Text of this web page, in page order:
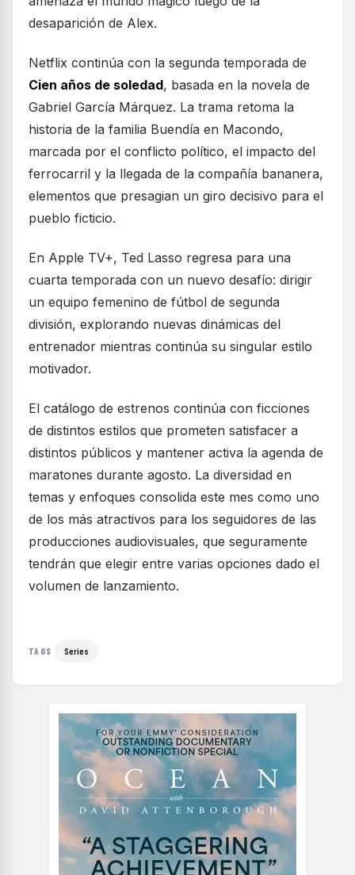
desaparición de Alex.
Netflix continúa con la segunda temporada de
Cien años de soledad, basada en la novela de
Gabriel García Márquez. La trama retoma la
historia de la familia Buendía en Macondo,
marcada por el conflicto político, el impacto del
ferrocarril y la llegada de la compañía bananera,
elementos que presagian un giro decisivo para el
pueblo ficticio.
En Apple TV+, Ted Lasso regresa para una
cuarta temporada con un nuevo desafío: dirigir
un equipo femenino de fútbol de segunda
división, explorando nuevas dinámicas del
entrenador mientras continúa su singular estilo
motivador.
El catálogo de estrenos continúa con ficciones
de distintos estilos que prometen satisfacer a
distintos públicos y mantener activa la agenda de
maratones durante agosto. La diversidad en
temas y enfoques consolida este mes como uno
de los más atractivos para los seguidores de las
producciones audiovisuales, que seguramente
tendrán que elegir entre varias opciones dado el
volumen de lanzamiento.
TAGS Series